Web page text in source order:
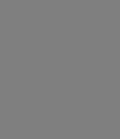
- Crédit
- Fiscalité
technique -
immobilier
de retraite